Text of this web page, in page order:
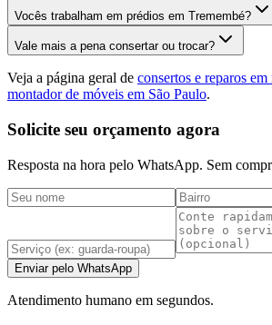
Vocês trabalham em prédios em Tremembé?
Vale mais a pena consertar ou trocar?
Veja a página geral de consertos e reparos
montador de móveis em São Paulo.
Solicite seu orçamento agora
Resposta na hora pelo WhatsApp. Sem
Enviar pelo WhatsApp
Atendimento humano em segundos.